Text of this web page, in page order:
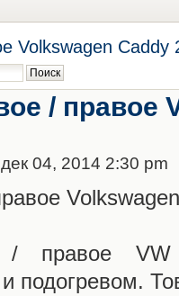
Volkswagen Caddy
/ правое
04, 2014 2:30 pm
/ правое VW
подогревом.